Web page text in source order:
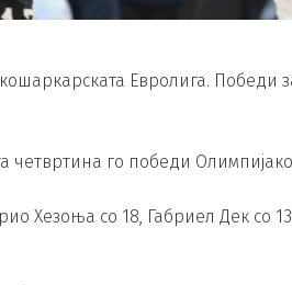
Евролига. Победи
го победи
Хезоња со 18, Габриел Дек со